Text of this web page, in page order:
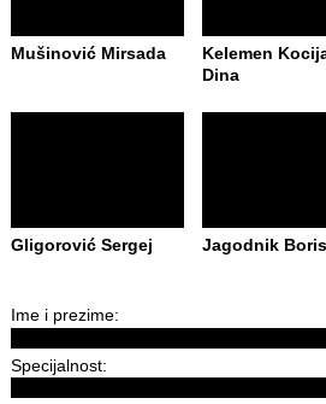
Mušinović Mirsada
Kelemen
Dina
Gligorović Sergej Jagodnik Boris
Ime i prezime:
Specijalnost: